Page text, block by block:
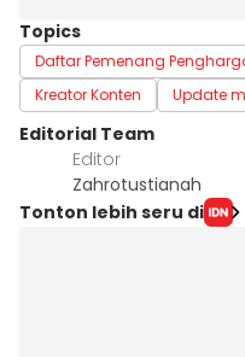
Topics
Daftar Pemenang
Kreator Konten
Update
Editorial Team
Editor
Zahrotustianah
Tonton lebih seru di